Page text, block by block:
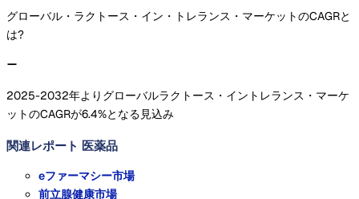
グローバル・ラクトース・イン・トレランス・マーケットのCAGRと
は?
2025-2032年よりグローバルラクトース・イントレランス・マーケ
ットのCAGRが6.4%となる見込み
関連レポート 医薬品
eファーマシー市場
前立腺健康市場